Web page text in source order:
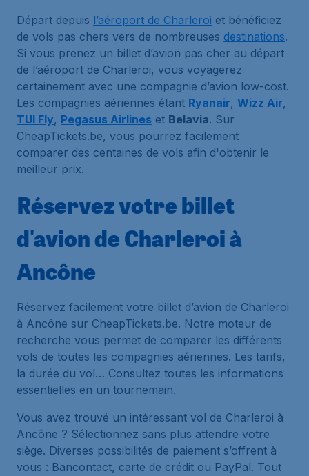
Départ depuis l’aéroport de Charleroi et bénéficiez
de vols pas chers vers de nombreuses destinations.
Si vous prenez un billet d’avion pas cher au départ
de l’aéroport de Charleroi, vous voyagerez
certainement avec une compagnie d’avion low-cost.
Les compagnies aériennes étant Ryanair, Wizz Air,
TUI Fly, Pegasus Airlines et Belavia. Sur
CheapTickets.be, vous pourrez facilement
comparer des centaines de vols afin d'obtenir le
meilleur prix.
Réservez votre billet
d'avion de Charleroi à
Ancône
Réservez facilement votre billet d’avion de Charleroi
à Ancône sur CheapTickets.be. Notre moteur de
recherche vous permet de comparer les différents
vols de toutes les compagnies aériennes. Les tarifs,
la durée du vol… Consultez toutes les informations
essentielles en un tournemain.
Vous avez trouvé un intéressant vol de Charleroi à
Ancône ? Sélectionnez sans plus attendre votre
siège. Diverses possibilités de paiement s’offrent à
vous : Bancontact, carte de crédit ou PayPal. Tout